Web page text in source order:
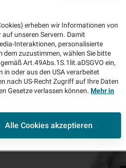
erheben wir Informationen von
unseren Servern. Damit
Interaktionen, personalisierte
dem zuzustimmen, wählen Sie bitte
Art.49Abs.1S.1lit.aDSGVO ein,
oder aus den USA verarbeitet
nach US-Recht Zugriff auf Ihre Daten
Gesetze verlassen können. Mehr in
Alle Cookies akzeptieren